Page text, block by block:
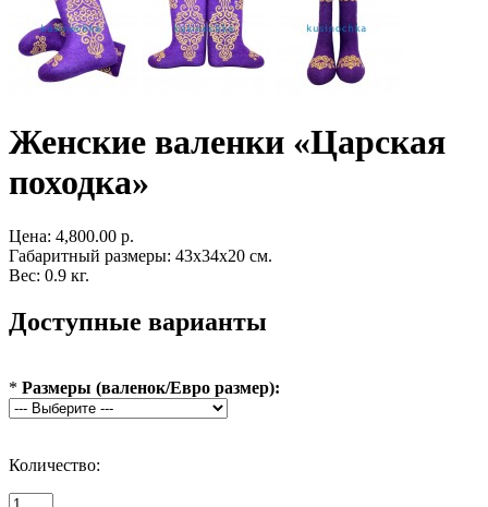
Женские валенки «Царская
походка»
Цена: 4,800.00 р.
Габаритный размеры: 43x34x20 см.
Вес: 0.9 кг.
Доступные варианты
* Размеры (валенок/Евро размер):
Количество: